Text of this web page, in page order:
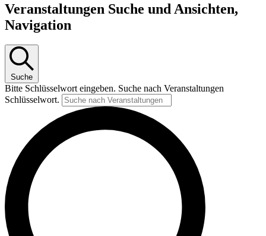
Veranstaltungen Suche und Ansichten,
Navigation
Suche
Bitte Schlüsselwort eingeben. Suche nach Veranstaltungen
Schlüsselwort.